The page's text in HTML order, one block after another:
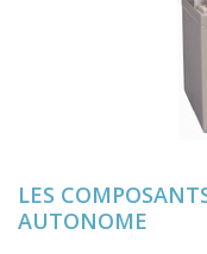
LES
AUTONOME